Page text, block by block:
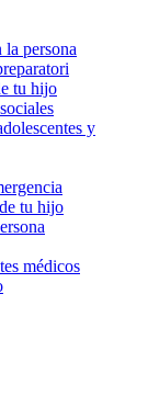
la persona
tu hijo
y
tu hijo
médicos